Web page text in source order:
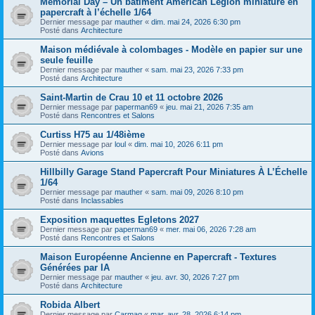
papercraft à l’échelle 1/64
Dernier message par mauther « dim. mai 24, 2026 6:30 pm
Posté dans Architecture
Maison médiévale à colombages - Modèle en papier sur une
seule feuille
Dernier message par mauther « sam. mai 23, 2026 7:33 pm
Posté dans Architecture
Saint-Martin de Crau 10 et 11 octobre 2026
Dernier message par paperman69 « jeu. mai 21, 2026 7:35 am
Posté dans Rencontres et Salons
Curtiss H75 au 1/48ième
Dernier message par loul « dim. mai 10, 2026 6:11 pm
Posté dans Avions
Hillbilly Garage Stand Papercraft Pour Miniatures À L’Échelle
1/64
Dernier message par mauther « sam. mai 09, 2026 8:10 pm
Posté dans Inclassables
Exposition maquettes Egletons 2027
Dernier message par paperman69 « mer. mai 06, 2026 7:28 am
Posté dans Rencontres et Salons
Maison Européenne Ancienne en Papercraft - Textures
Générées par IA
Dernier message par mauther « jeu. avr. 30, 2026 7:27 pm
Posté dans Architecture
Robida Albert